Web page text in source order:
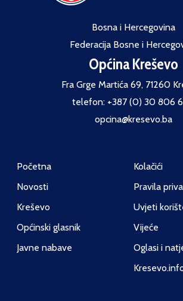
Bosna i Hercegovina
Federacija Bosne i
Općina Kreševo
Fra Grge Martića 69, 71260
telefon: +387 (0) 30 806
opcina@kresevo.ba
Početna
Novosti
Kreševo
Općinski glasnik
Javne nabave
Kolačići
Pravila
Uvjeti
Vijeće
Oglasi i